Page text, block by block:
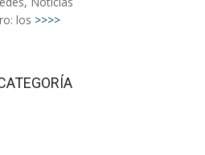
los >>>>